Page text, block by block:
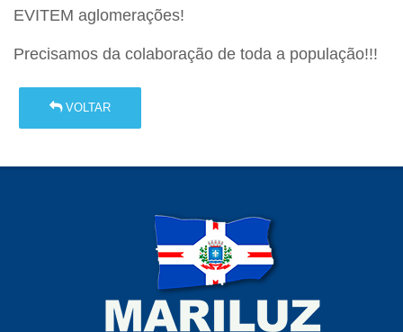
EVITEM aglomerações!
Precisamos da colaboração de toda a população!!!
VOLTAR